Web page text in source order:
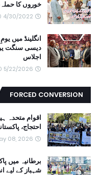
خوروں کا
4/30/2022 01:52:00 PM
دیسی سنگت
اجلاس
5/22/2026 02:38:00 PM
FORCED CONVERSION
احتجاج،
08, 2026
برطانیہ میں
شہباز کے لیے